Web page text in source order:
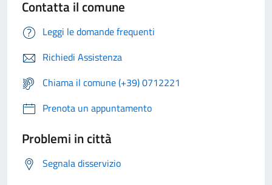
Contatta il comune
Leggi le domande frequenti
Richiedi Assistenza
Chiama il comune (+39) 0712221
Prenota un appuntamento
Problemi in città
Segnala disservizio